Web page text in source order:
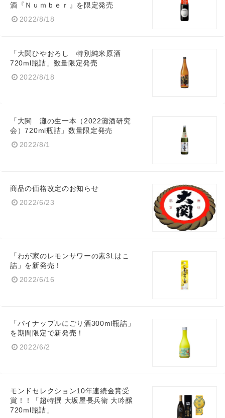
酒『Ｎｕｍｂｅｒ』を限定発売
2022/8/18
「大関ひやおろし 特別純米原酒
720ml瓶詰」数量限定発売
2022/8/18
「大関 灘の生一本（2022灘酒研究
会）720ml瓶詰」数量限定発売
2022/8/1
商品の価格改定のお知らせ
2022/6/23
「わが家のレモンサワーの素3Lはこ
詰」を新発売！
2022/6/16
「パイナップルにごり酒300ml瓶詰」
を期間限定で新発売！
2022/6/2
モンドセレクション10年連続金賞受
賞！！「超特撰 大坂屋長兵衛 大吟醸
720ml瓶詰」